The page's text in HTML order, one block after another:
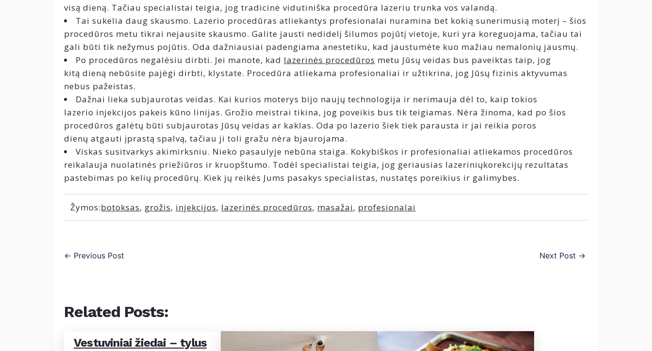
visą dieną. Tačiau specialistai teigia, jog tradicinė vidutiniška procedūra lazeriu trunka vos valandą.
Tai sukelia daug skausmo. Lazerio procedūras atliekantys profesionalai nuramina bet kokią sunerimusią moterį – šios
procedūros metu tikrai nejausite skausmo. Galite jausti nedidelį šilumos pojūtį vietoje, kuri yra koreguojama, tačiau tai
gali būti tik nežymus pojūtis. Oda dažniausiai padengiama anestetiku, kad jaustumėte kuo mažiau nemalonių jausmų.
Po procedūros negalėsiu dirbti. Jei manote, kad lazerinės procedūros metu Jūsų veidas bus paveiktas taip, jog
kitą dieną nebūsite pajėgi dirbti, klystate. Procedūra atliekama profesionaliai ir užtikrina, jog Jūsų fizinis aktyvumas
nebus pažeistas.
Dažnai lieka subjaurotas veidas. Kai kurios moterys bijo naujų technologija ir nerimauja dėl to, kaip tokios
lazerio injekcijos pakeis kūno linijas. Grožio meistrai tikina, jog poveikis bus tik teigiamas. Nėra žinoma, kad po šios
procedūros galėtų būti subjaurotas Jūsų veidas ar kaklas. Oda po lazerio šiek tiek parausta ir jai reikia poros
dienų atgauti įprastą spalvą, tačiau ji toli gražu nėra bjaurojama.
Viskas susitvarkys akimirksniu. Nieko pasaulyje nebūna staiga. Kokybiškos ir profesionaliai atliekamos procedūros
reikalauja nuolatinės priežiūros ir kruopštumo. Todėl specialistai teigia, jog geriausias lazeriniųkorekcijų rezultatas
pastebimas po kelių procedūrų. Kiek jų reikės Jums pasakys specialistas, nustatęs poreikius ir galimybes.
Žymos:botoksas, grožis, injekcijos, lazerinės procedūros, masažai, profesionalai
← Previous Post Next Post →
Related Posts:
Vestuviniai žiedai – tylus